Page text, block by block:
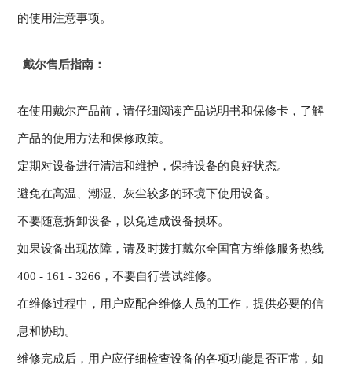
的使用注意事项。
戴尔售后指南：
在使用戴尔产品前，请仔细阅读产品说明书和保修卡，了解
产品的使用方法和保修政策。
定期对设备进行清洁和维护，保持设备的良好状态。
避免在高温、潮湿、灰尘较多的环境下使用设备。
不要随意拆卸设备，以免造成设备损坏。
如果设备出现故障，请及时拨打戴尔全国官方维修服务热线
400 - 161 - 3266，不要自行尝试维修。
在维修过程中，用户应配合维修人员的工作，提供必要的信
息和协助。
维修完成后，用户应仔细检查设备的各项功能是否正常，如